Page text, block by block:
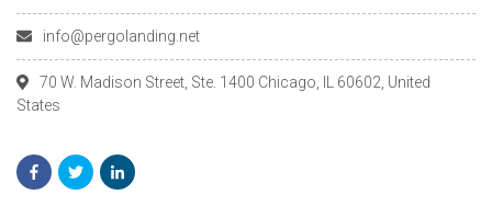
info@pergolanding.net
70 W. Madison Street, Ste. 1400 Chicago, IL 60602, United
States